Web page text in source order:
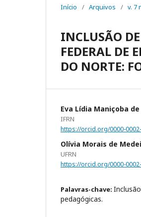
Início / Arquivos / v. 7
INCLUSÃO
FEDERAL DE
DO NORTE:
Eva Lídia Maniçoba
IFRN
https://orcid.org/0000-
Olívia Morais de
UFRN
https://orcid.org/0000-
Palavras-chave:
pedagógicas.